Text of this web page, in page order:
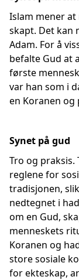
Islam mener
skapt. Det kan
Adam. For å
befalte Gud at
første
var han som i
en Koranen
Synet på gud
Tro og
reglene for
tradisjonen,
nedtegnet i
om en Gud,
menneskets
Koranen og
store sosiale
for ekteskap,